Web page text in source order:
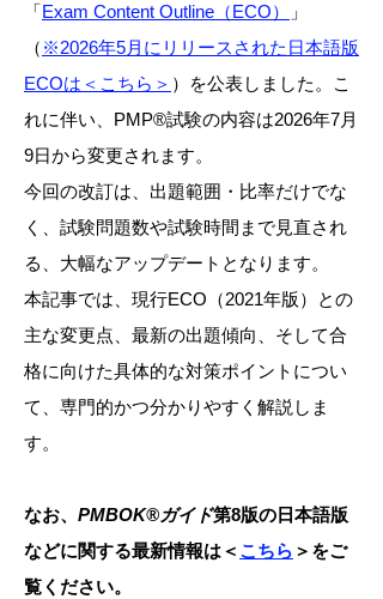
「Exam Content Outline（ECO）
」
（ ※2026年5月にリリースされた日本語版
ECOは＜こちら＞ ）を公表しました。こ
れに伴い、PMP®試験の内容は2026年7月
9日から変更されます。
今回の改訂は、出題範囲・比率だけでな
く、試験問題数や試験時間まで見直され
る、大幅なアップデートとなります。
本記事では、現行ECO（2021年版）との
主な変更点、最新の出題傾向、そして合
格に向けた具体的な対策ポイントについ
て、専門的かつ分かりやすく解説しま
す。
​なお、 PMBOK®ガイド第8版の日本語版
などに関する最新情報は＜ こちら ＞をご
覧ください。